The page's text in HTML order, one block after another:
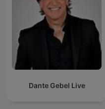
Dante Gebel Live